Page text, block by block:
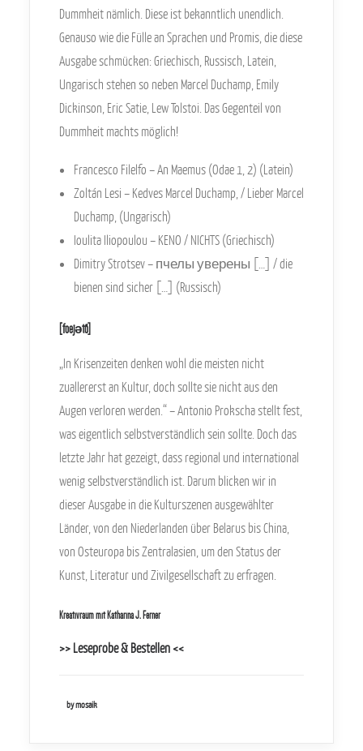
Dummheit nämlich. Diese ist bekanntlich unendlich.
Genauso wie die Fülle an Sprachen und Promis, die diese
Ausgabe schmücken: Griechisch, Russisch, Latein,
Ungarisch stehen so neben Marcel Duchamp, Emily
Dickinson, Eric Satie, Lew Tolstoi. Das Gegenteil von
Dummheit machts möglich!
Francesco Filelfo – An Maemus (Odae 1, 2) (Latein)
Zoltán Lesi – Kedves Marcel Duchamp, / Lieber Marcel
Duchamp, (Ungarisch)
Ioulita Iliopoulou – KENO / NICHTS (Griechisch)
Dimitry Strotsev – пчелы уверены […] / die
bienen sind sicher […] (Russisch)
[foejәtõ]
„In Krisenzeiten denken wohl die meisten nicht
zuallererst an Kultur, doch sollte sie nicht aus den
Augen verloren werden.“ – Antonio Prokscha stellt fest,
was eigentlich selbstverständlich sein sollte. Doch das
letzte Jahr hat gezeigt, dass regional und international
wenig selbstverständlich ist. Darum blicken wir in
dieser Ausgabe in die Kulturszenen ausgewählter
Länder, von den Niederlanden über Belarus bis China,
von Osteuropa bis Zentralasien, um den Status der
Kunst, Literatur und Zivilgesellschaft zu erfragen.
Kreativraum mit Katharina J. Ferner
>> Leseprobe & Bestellen <<
by mosaik